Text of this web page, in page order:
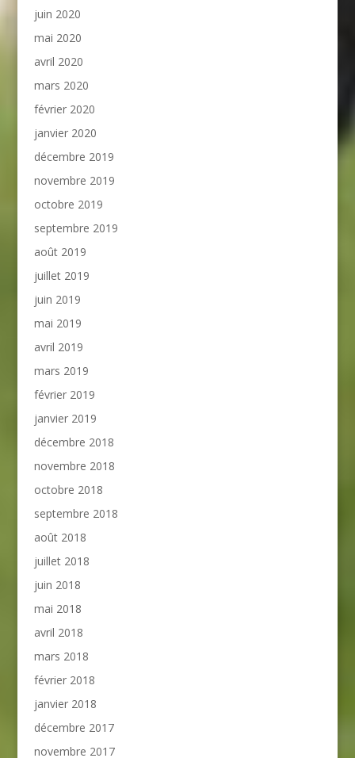
juin 2020
mai 2020
avril 2020
mars 2020
février 2020
janvier 2020
décembre 2019
novembre 2019
octobre 2019
septembre 2019
août 2019
juillet 2019
juin 2019
mai 2019
avril 2019
mars 2019
février 2019
janvier 2019
décembre 2018
novembre 2018
octobre 2018
septembre 2018
août 2018
juillet 2018
juin 2018
mai 2018
avril 2018
mars 2018
février 2018
janvier 2018
décembre 2017
novembre 2017